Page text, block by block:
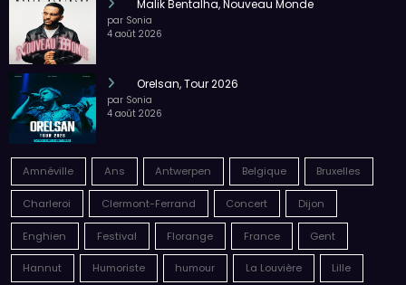
Malik Bentalha, Nouveau Monde
par Sonia
4 août 2026
Orelsan, Tour 2026
par Sonia
4 août 2026
Amnéville Ans Antwerpen Belgique Bruxelles
Charleroi Clermont-Ferrand Concert Dijon
Enghien Festival Florange France Gent
Hannut Humoriste humour La Louvière Lille